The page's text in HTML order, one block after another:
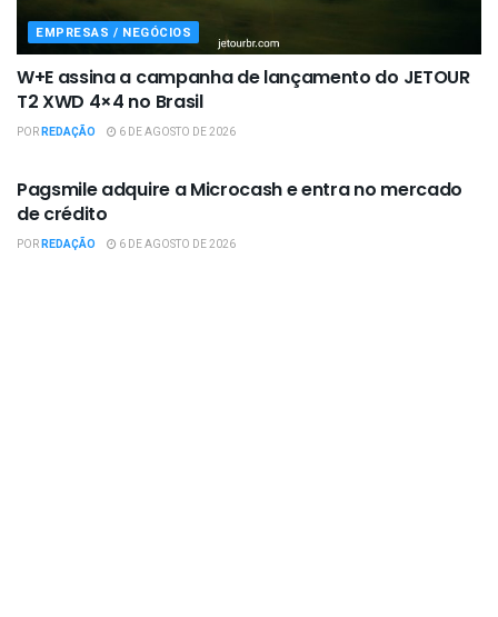
EMPRESAS / NEGÓCIOS
W+E assina a campanha de lançamento do JETOUR
T2 XWD 4×4 no Brasil
PORREDAÇÃO 6 DE AGOSTO DE 2026
Pagsmile adquire a Microcash e entra no mercado
de crédito
PORREDAÇÃO 6 DE AGOSTO DE 2026